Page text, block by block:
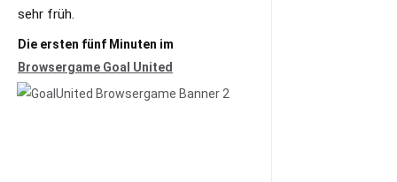
sehr früh.
Die ersten fünf Minuten im
Browsergame Goal United